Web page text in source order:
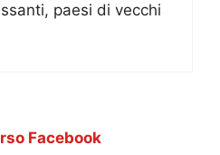
paesi di vecchi
Facebook